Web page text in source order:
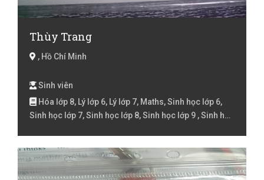
Thùy Trang
, Hồ Chí Minh
Sinh viên
Hóa lớp 8, Lý lớp 6, Lý lớp 7, Maths, Sinh học lớp 6,
Sinh học lớp 7, Sinh học lớp 8, Sinh học lớp 9 , Sinh học
Lớp 1, Toán Lớp 2, Toán lớp 3, Toán lớp 4, Toán lớp 5,
Toán lớp 6, Toán lớp 7, Toán lớp 8, Toán lớp 9